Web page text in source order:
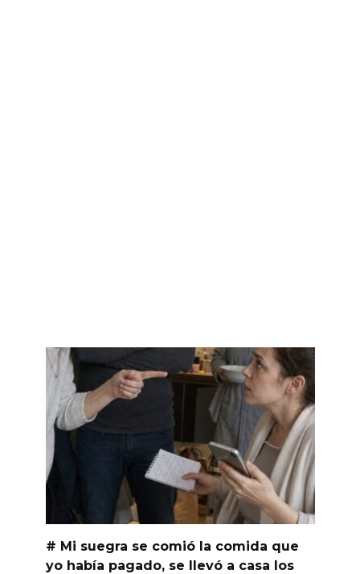
# Mi suegra se comió la comida que
yo había pagado, se llevó a casa los